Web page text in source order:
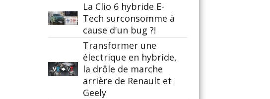
La Clio 6 hybride E-
Tech surconsomme à
cause d'un bug ?!
Transformer une
électrique en hybride,
la drôle de marche
arrière de Renault et
Geely